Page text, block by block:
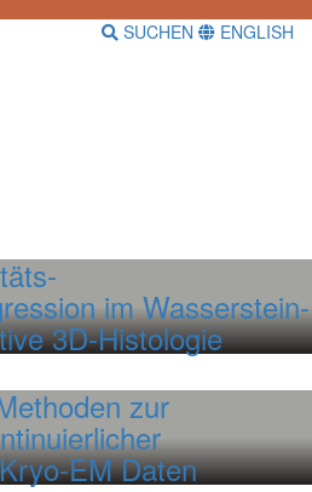
SUCHEN ENGLISH
im Wasserstein-
3D-Histologie
zur
EM Daten